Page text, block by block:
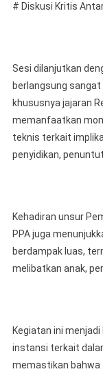
# Diskusi Kritis
Sesi dilanjutkan
berlangsung
khususnya jajaran
memanfaatkan
teknis terkait
penyidikan,
Kehadiran unsur
PPA juga
berdampak luas,
melibatkan anak,
Kegiatan ini
instansi terkait
memastikan bahwa